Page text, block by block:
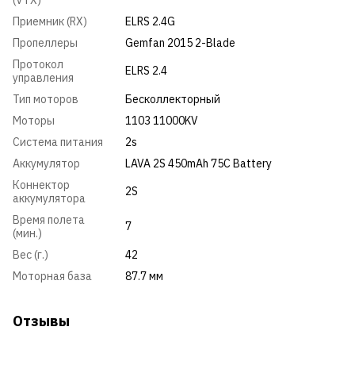
Приемник (RX)
ELRS 2.4G
Пропеллеры
Gemfan 2015 2-Blade
Протокол
управления
ELRS 2.4
Тип моторов
Бесколлекторный
Моторы
1103 11000KV
Система питания
2s
Аккумулятор
LAVA 2S 450mAh 75C Battery
Коннектор
аккумулятора
2S
Время полета
(мин.)
7
Вес (г.)
42
Моторная база
87.7 мм
Отзывы